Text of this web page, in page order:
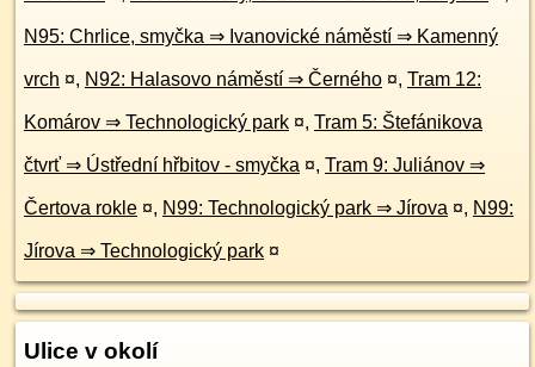
N95: Chrlice, smyčka ⇒ Ivanovické náměstí ⇒ Kamenný
vrch ¤, N92: Halasovo náměstí ⇒ Černého ¤, Tram 12:
Komárov ⇒ Technologický park ¤, Tram 5: Štefánikova
čtvrť ⇒ Ústřední hřbitov - smyčka ¤, Tram 9: Juliánov ⇒
Čertova rokle ¤, N99: Technologický park ⇒ Jírova ¤, N99:
Jírova ⇒ Technologický park ¤
Ulice v okolí